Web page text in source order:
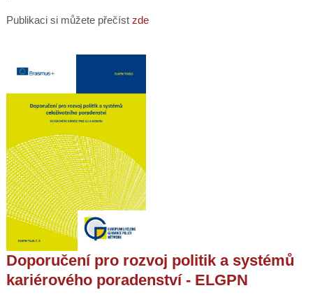
Publikaci si můžete přečíst zde
Doporučení pro rozvoj politik a systémů
kariérového poradenství - ELGPN